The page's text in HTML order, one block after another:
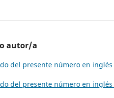
autor/a
del presente número en inglés
del presente número en inglés